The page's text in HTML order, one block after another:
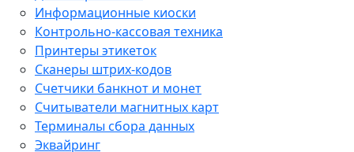
Информационные киоски
Контрольно-кассовая техника
Принтеры этикеток
Сканеры штрих-кодов
Счетчики банкнот и монет
Считыватели магнитных карт
Терминалы сбора данных
Эквайринг